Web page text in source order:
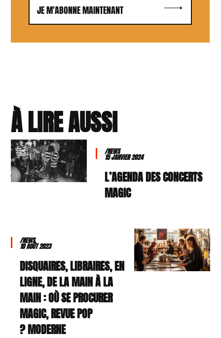
JE M'ABONNE MAINTENANT
À LIRE AUSSI
/NEWS
15 JANVIER 2024
L’AGENDA DES CONCERTS
MAGIC
/NEWS
10 AOÛT 2023
DISQUAIRES, LIBRAIRES, EN
LIGNE, DE LA MAIN À LA
MAIN : OÙ SE PROCURER
MAGIC, REVUE POP
MODERNE ?